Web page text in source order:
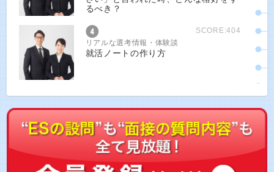
るべき？
SCORE:404
リアルな選考情報・体験談
就活ノートの作り方